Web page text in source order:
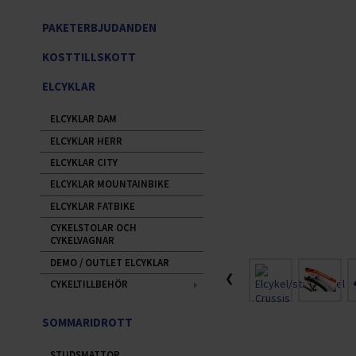
❮
PAKETERBJUDANDEN
KOSTTILLSKOTT
ELCYKLAR
ELCYKLAR DAM
ELCYKLAR HERR
ELCYKLAR CITY
ELCYKLAR MOUNTAINBIKE
ELCYKLAR FATBIKE
CYKELSTOLAR OCH
CYKELVAGNAR
DEMO / OUTLET ELCYKLAR
CYKELTILLBEHÖR
SOMMARIDROTT